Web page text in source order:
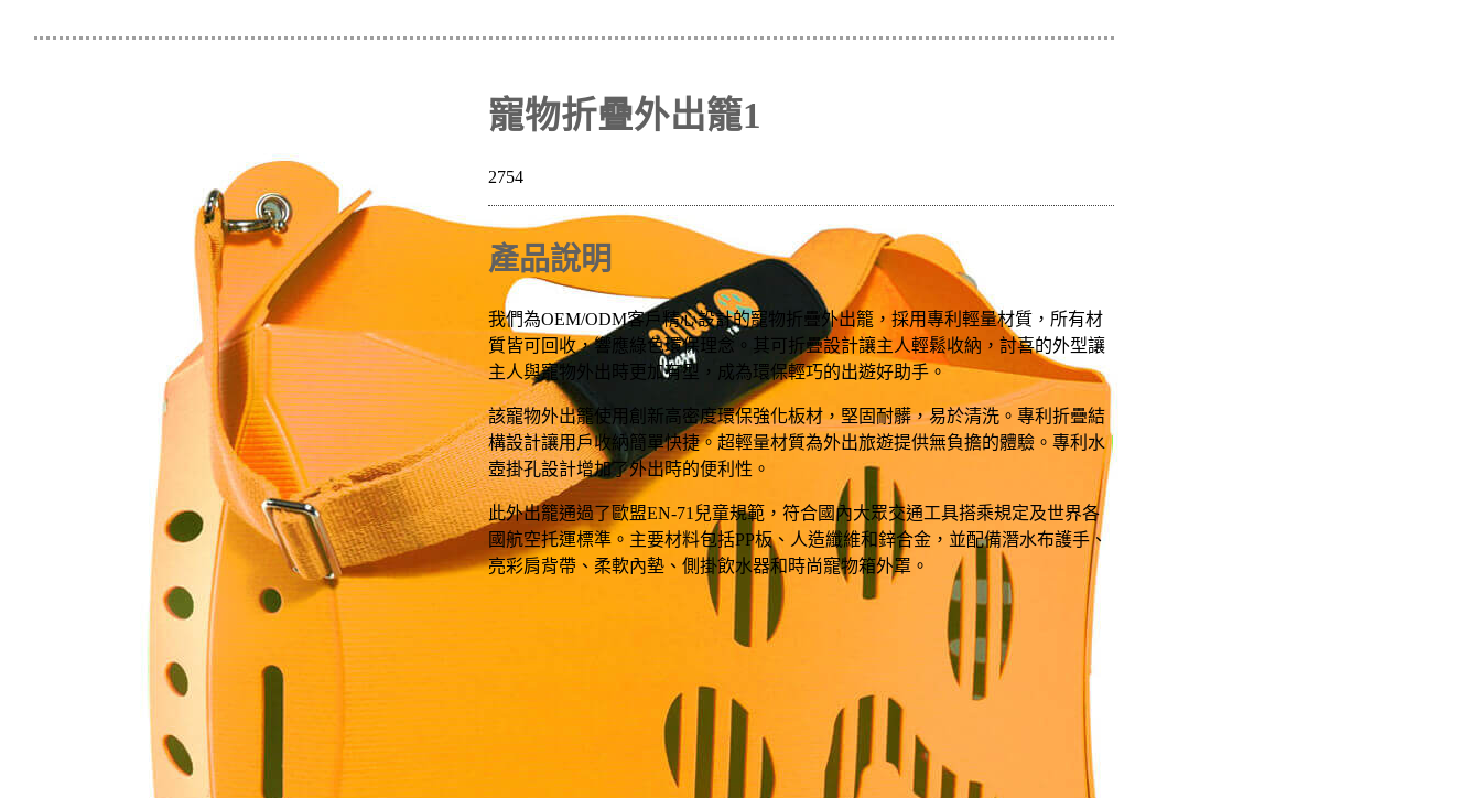
寵物折疊外出籠1
2754
產品說明
我們為OEM/ODM客戶精心設計的寵物折疊外出籠，採用專利輕量材質，所有材
質皆可回收，響應綠色環保理念。其可折疊設計讓主人輕鬆收納，討喜的外型讓
主人與寵物外出時更加有型，成為環保輕巧的出遊好助手。
該寵物外出籠使用創新高密度環保強化板材，堅固耐髒，易於清洗。專利折疊結
構設計讓用戶收納簡單快捷。超輕量材質為外出旅遊提供無負擔的體驗。專利水
壺掛孔設計增加了外出時的便利性。
此外出籠通過了歐盟EN-71兒童規範，符合國內大眾交通工具搭乘規定及世界各
國航空托運標準。主要材料包括PP板、人造纖維和鋅合金，並配備潛水布護手、
亮彩肩背帶、柔軟內墊、側掛飲水器和時尚寵物箱外罩。